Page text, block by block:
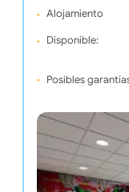
Alojamiento
Disponible:
Posibles